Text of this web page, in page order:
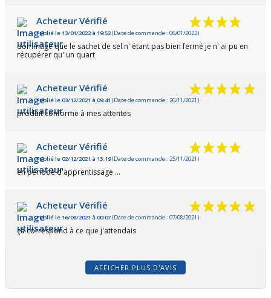
Acheteur Vérifié
Publié le 13/01/2022 à 19:52(Date de commande : 06/01/2022)
dommage que le sachet de sel n' étant pas bien fermé je n' ai pu en
récupérer qu' un quart
Acheteur Vérifié
Publié le 03/12/2021 à 09:41 (Date de commande : 26/11/2021)
produit conforme à mes attentes
Acheteur Vérifié
Publié le 02/12/2021 à 13:19(Date de commande : 25/11/2021)
en période d'apprentissage ...
Acheteur Vérifié
Publié le 16/08/2021 à 00:07(Date de commande : 07/08/2021)
çà correspond à ce que j'attendais
AFFICHER PLUS D'AVIS